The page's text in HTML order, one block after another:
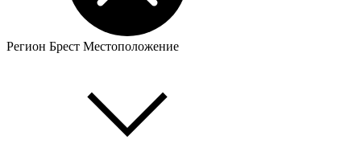
Регион Брест Местоположение